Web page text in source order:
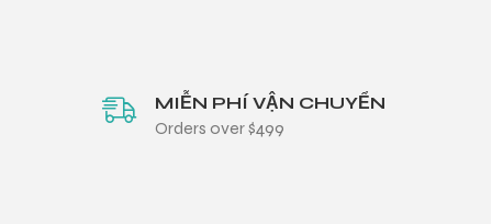
MIỄN PHÍ VẬN CHUYỂN
Orders over $499